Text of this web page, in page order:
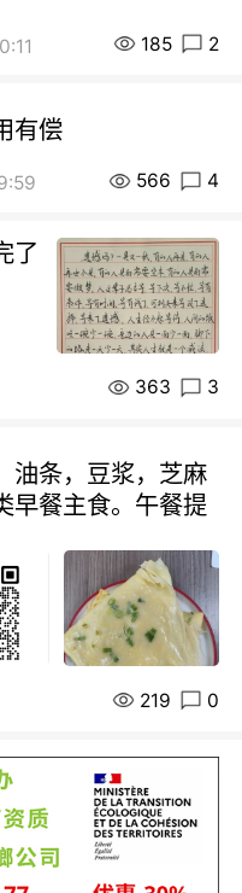
185 2
有偿
566 4
了
363 3
油条，豆浆，芝麻
早餐主食。午餐提
219 0